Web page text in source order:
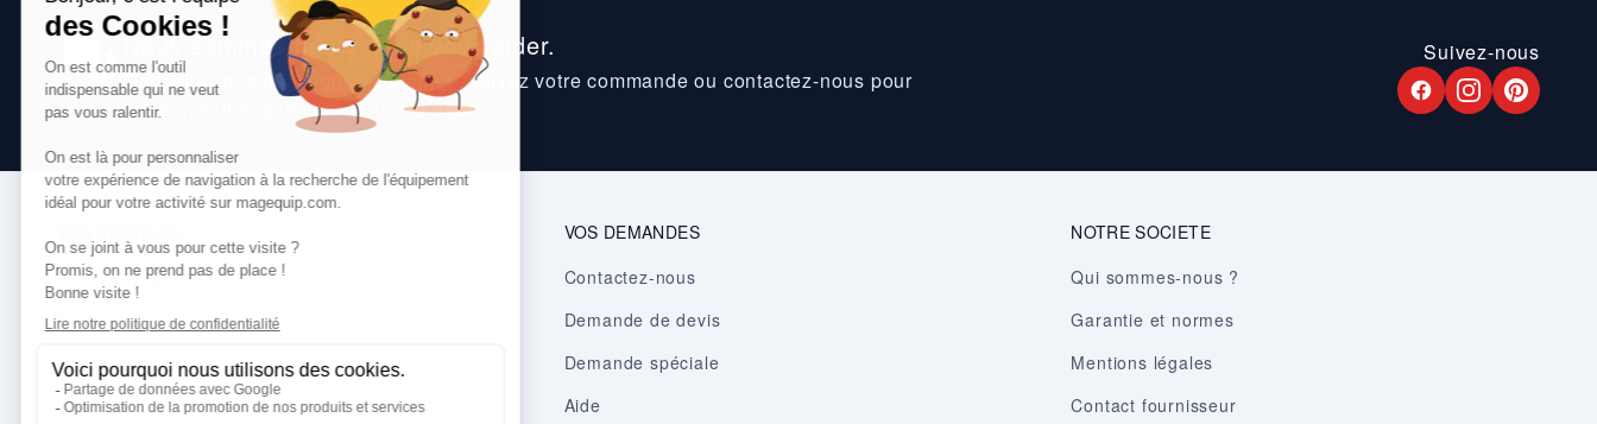
Nous sommes heureux de vous aider.
Consultez nos questions fréquentes, suivez votre commande ou contactez-nous pour
toute question que vous pourriez avoir.
Suivez-nous
Comment commander
Paiement
Livraison
Services
VOS DEMANDES
Contactez-nous
Demande de devis
Demande spéciale
Aide
NOTRE SOCIETE
Qui sommes-nous ?
Garantie et normes
Mentions légales
Contact fournisseur